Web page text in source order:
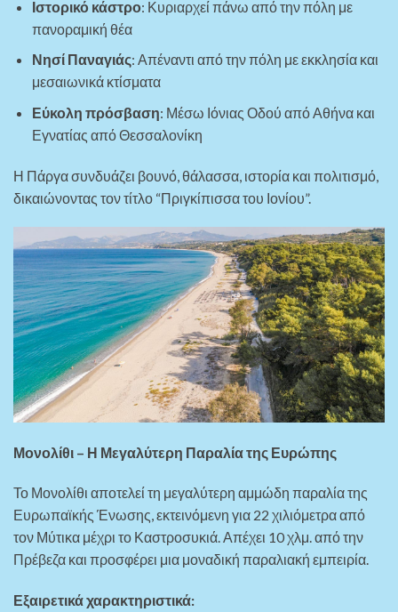
Ιστορικό κάστρο: Κυριαρχεί πάνω από την πόλη με
πανοραμική θέα
Νησί Παναγιάς: Απέναντι από την πόλη με εκκλησία και
μεσαιωνικά κτίσματα
Εύκολη πρόσβαση: Μέσω Ιόνιας Οδού από Αθήνα και
Εγνατίας από Θεσσαλονίκη
Η Πάργα συνδυάζει βουνό, θάλασσα, ιστορία και πολιτισμό,
δικαιώνοντας τον τίτλο “Πριγκίπισσα του Ιονίου”.
Μονολίθι – Η Μεγαλύτερη Παραλία της Ευρώπης
Το Μονολίθι αποτελεί τη μεγαλύτερη αμμώδη παραλία της
Ευρωπαϊκής Ένωσης, εκτεινόμενη για 22 χιλιόμετρα από
τον Μύτικα μέχρι το Καστροσυκιά. Απέχει 10 χλμ. από την
Πρέβεζα και προσφέρει μια μοναδική παραλιακή εμπειρία.
Εξαιρετικά χαρακτηριστικά: